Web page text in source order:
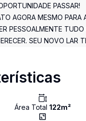
PASSAR!
AGORA MESMO PARA
PESSOALMENTE TUDO
SEU NOVO LAR
Área Total 122m²